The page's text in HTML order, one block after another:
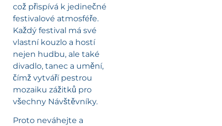
což přispívá k jedinečné
festivalové atmosféře.
Každý festival má své
vlastní kouzlo a hostí
nejen hudbu, ale také
divadlo, tanec a umění,
čímž vytváří pestrou
mozaiku zážitků pro
všechny Návštěvníky.
Proto neváhejte a